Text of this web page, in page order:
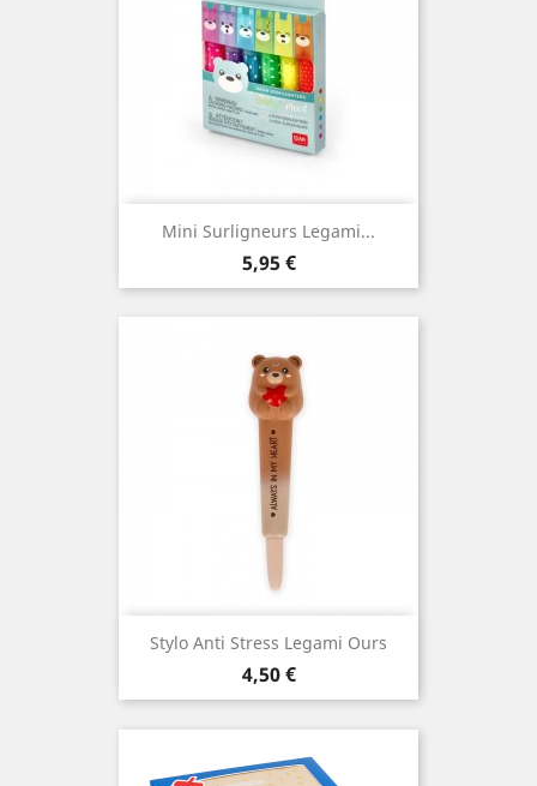
Mini Surligneurs Legami...
Prix
5,95 €
Stylo Anti Stress Legami Ours
Prix
4,50 €